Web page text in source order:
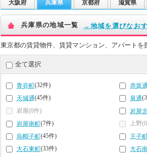
大阪府 兵庫県 京都府 滋賀県
兵庫県の地域一覧 →地域を選びなおす
東京都の賃貸物件、賃貸マンション、アパートを
全て選択
青谷町(32件) 赤坂
天城通(45件) 泉通
岩屋(0件)
岩屋
岩屋南町(7件) 上野
烏帽子町(45件) 王子
大石東町(33件) 大石